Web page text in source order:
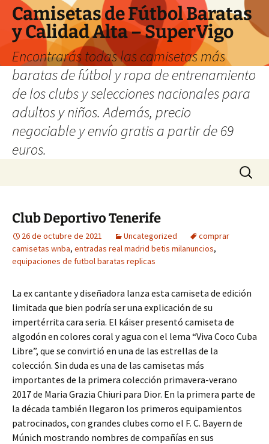
Camisetas de Fútbol Baratas
y Calidad Alta – SuperVigo
Encontrarás todas las camisetas más
baratas de fútbol y ropa de entrenamiento
de los clubs y selecciones nacionales para
adultos y niños. Además, precio
negociable y envío gratis a partir de 69
euros.
Buscar:
Club Deportivo Tenerife
26 de octubre de 2021 Uncategorized
comprar
camisetas wnba, entradas real madrid betis milanuncios,
equipaciones de futbol baratas replicas
La ex cantante y diseñadora lanza esta camiseta de edición
limitada que bien podría ser una explicación de su
impertérrita cara seria. El káiser presentó camiseta de
algodón en colores coral y agua con el lema “Viva Coco Cuba
Libre”, que se convirtió en una de las estrellas de la
colección. Sin duda es una de las camisetas más
importantes de la primera colección primavera-verano
2017 de Maria Grazia Chiuri para Dior. En la primera parte de
la década también llegaron los primeros equipamientos
patrocinados, con grandes clubes como el F. C. Bayern de
Múnich mostrando nombres de compañías en sus